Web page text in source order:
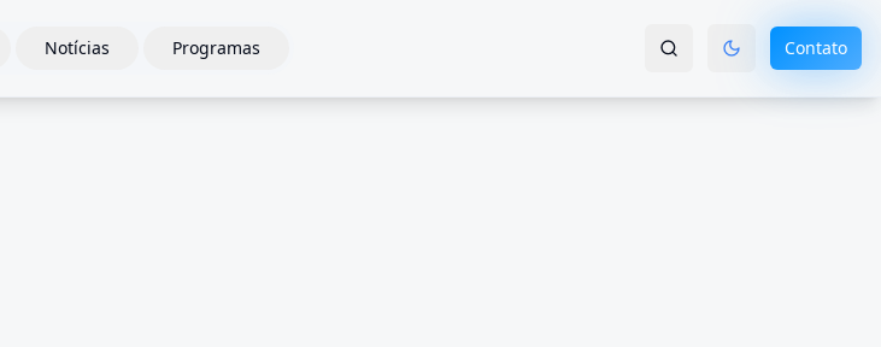
Notícias Programas Contato